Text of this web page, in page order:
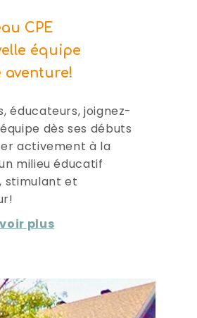
CPE
équipe
aventure!
éducateurs, joignez-
dès ses débuts
activement à la
milieu éducatif
stimulant et
plus